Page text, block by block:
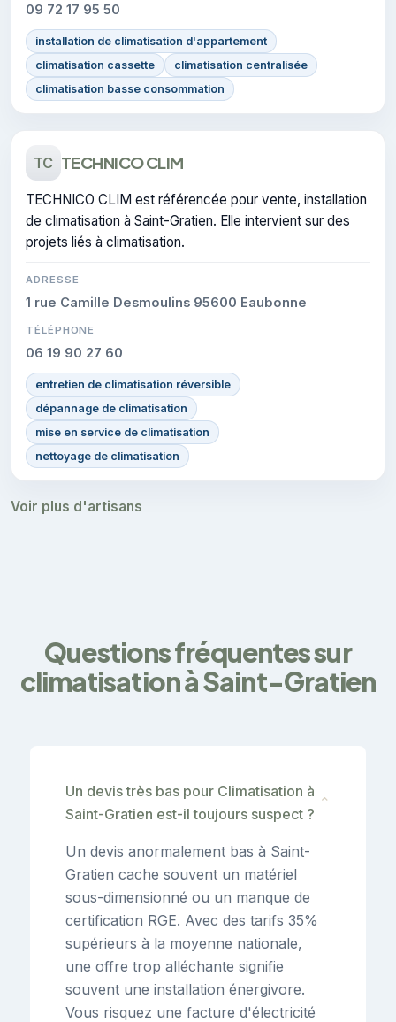
09 72 17 95 50
installation de climatisation d'appartement
climatisation cassette
climatisation centralisée
climatisation basse consommation
TC TECHNICO CLIM
TECHNICO CLIM est référencée pour vente, installation
de climatisation à Saint-Gratien. Elle intervient sur des
projets liés à climatisation.
ADRESSE
1 rue Camille Desmoulins 95600 Eaubonne
TÉLÉPHONE
06 19 90 27 60
entretien de climatisation réversible
dépannage de climatisation
mise en service de climatisation
nettoyage de climatisation
Voir plus d'artisans
Questions fréquentes sur
climatisation à Saint-Gratien
Un devis très bas pour Climatisation à
Saint-Gratien est-il toujours suspect ?
⌄
Un devis anormalement bas à Saint-
Gratien cache souvent un matériel
sous-dimensionné ou un manque de
certification RGE. Avec des tarifs 35%
supérieurs à la moyenne nationale,
une offre trop alléchante signifie
souvent une installation énergivore.
Vous risquez une facture d'électricité